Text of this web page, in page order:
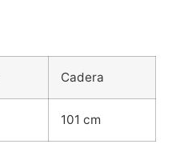
Cadera
101 cm